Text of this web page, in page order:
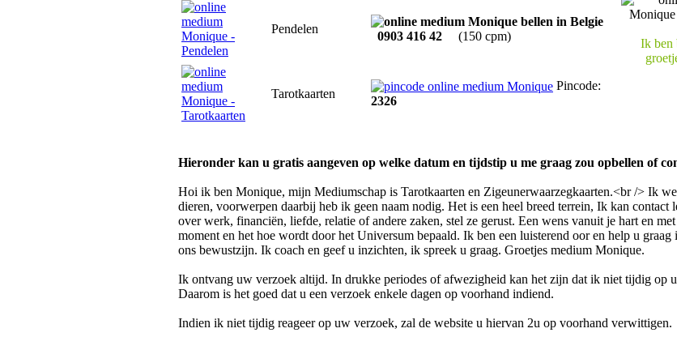
Ik ben
Pendelen
0903 416 42 (150 cpm)
Tarotkaarten
Pincode:
2326
Hieronder kan u gratis aangeven op welke datum en tijdstip u me graag zou opbellen of
Hoi ik ben Monique, mijn Mediumschap is Tarotkaarten en Zigeunerwaarzegkaarten.<br /> Ik
dieren, voorwerpen daarbij heb ik geen naam nodig. Het is een heel breed terrein, Ik kan contact
over werk, financiën, liefde, relatie of andere zaken, stel ze gerust. Een wens vanuit je hart en
moment en het hoe wordt door het Universum bepaald. Ik ben een luisterend oor en help u
ons bewustzijn. Ik coach en geef u inzichten, ik spreek u graag. Groetjes medium Monique.
Ik ontvang uw verzoek altijd. In drukke periodes of afwezigheid kan het zijn dat ik niet tijdig op
Daarom is het goed dat u een verzoek enkele dagen op voorhand indiend.
Indien ik niet tijdig reageer op uw verzoek, zal de website u hiervan 2u op voorhand verwittigen.